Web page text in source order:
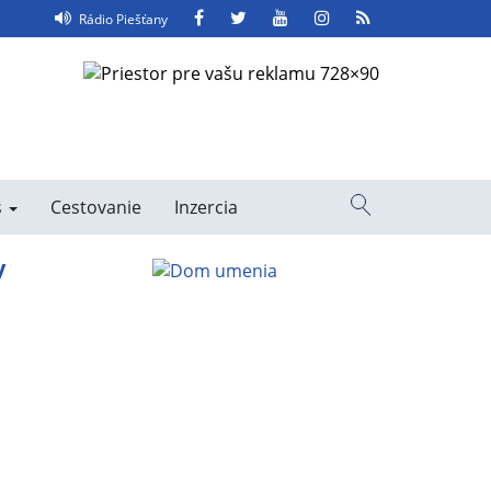
Rádio Piešťany FacebookTwitter YouTube Instagram
Feed
Cestovanie Inzercia
Vyhľadávanie